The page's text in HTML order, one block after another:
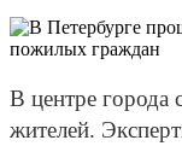
В центре города
жителей.